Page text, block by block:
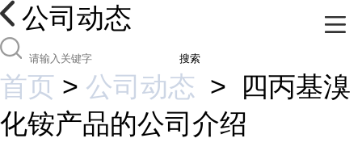
公司动态
搜索
首页 > 公司动态 >
四丙基溴
化铵产品的公司介绍